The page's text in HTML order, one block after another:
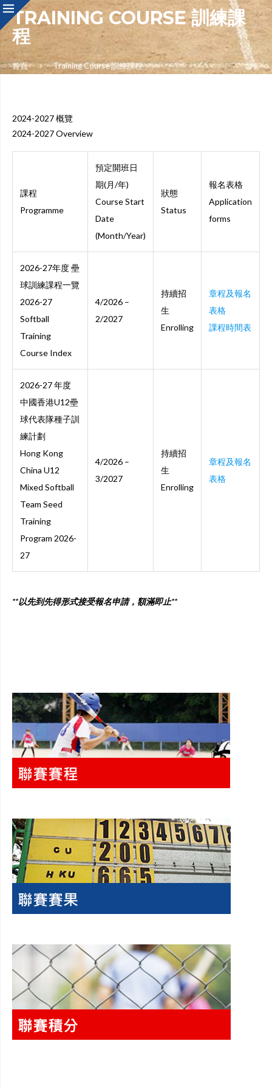
TRAINING COURSE 訓練課
程
首頁 Training Course 訓練課程
2024-2027 概覽
2024-2027 Overview
課程
Programme
預定開班日
期(月/年)
Course Start
Date
(Month/Year)
狀態
Status
報名表格
Application
forms
2026-27年度 壘
球訓練課程一覽
2026-27
Softball
Training
Course Index
4/2026 –
2/2027
持續招
生
Enrolling
章程及報名
表格
課程時間表
2026-27 年度
中國香港U12壘
球代表隊種子訓
練計劃
Hong Kong
China U12
Mixed Softball
Team Seed
Training
Program 2026-
27
4/2026 –
3/2027
持續招
生
Enrolling
章程及報名
表格
**以先到先得形式接受報名申請，額滿即止**